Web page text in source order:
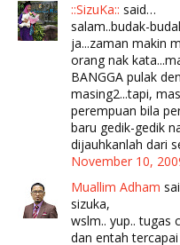
::SizuKa:: said…
salam..budak-
ja...zaman makin
orang nak
BANGGA pulak
masing2...tapi,
perempuan bila
baru gedik-gedik
dijauhkanlah dari
November 10,
Muallim Adham
sizuka,
wslm.. yup.. tugas
dan entah